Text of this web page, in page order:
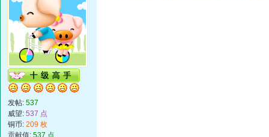
发帖: 537
威望: 537 点
铜币: 209 枚
贡献值: 537 点